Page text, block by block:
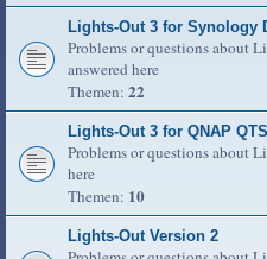
Lights-Out 3 for Synology
Problems or questions about
answered here
Themen: 22
Lights-Out 3 for QNAP QTS
Problems or questions about
here
Themen: 10
Lights-Out Version 2